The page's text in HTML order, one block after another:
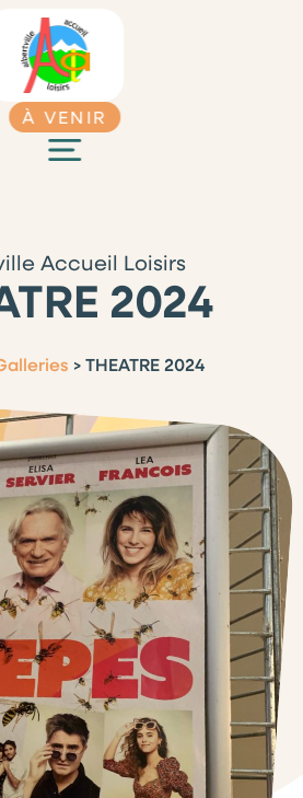
À VENIR
Accueil Loisirs
2024
>THEATRE 2024